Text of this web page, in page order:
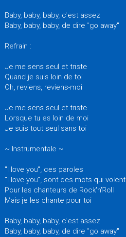
Baby, baby, baby, c'est assez
Baby, baby, baby, de dire "go away"
Refrain :
Je me sens seul et triste
Quand je suis loin de toi
Oh, reviens, reviens-moi
Je me sens seul et triste
Lorsque tu es loin de moi
Je suis tout seul sans toi
~ Instrumentale ~
"I love you", ces paroles
"I love you", sont des mots qui volent
Pour les chanteurs de Rock'n'Roll
Mais je les chante pour toi
Baby, baby, baby, c'est assez
Baby, baby, baby, de dire "go away"